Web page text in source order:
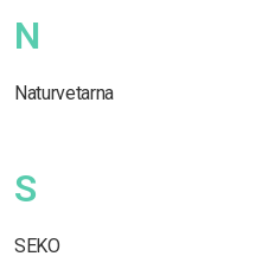
N
Naturvetarna
S
SEKO